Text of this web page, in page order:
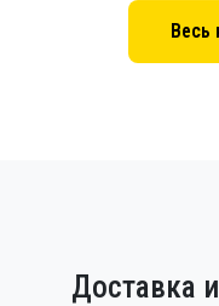
Весь
Доставка